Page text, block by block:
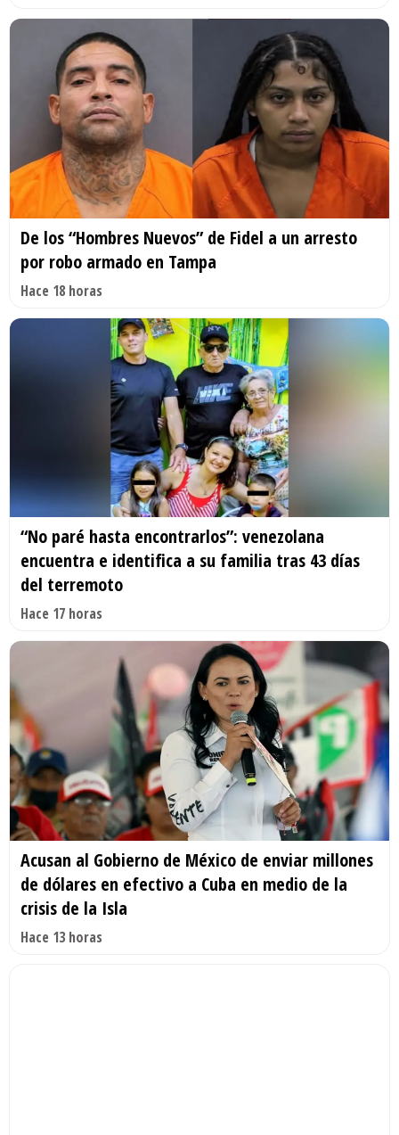
De los “Hombres Nuevos” de Fidel a un arresto
por robo armado en Tampa
Hace 18 horas
“No paré hasta encontrarlos”: venezolana
encuentra e identifica a su familia tras 43 días
del terremoto
Hace 17 horas
Acusan al Gobierno de México de enviar millones
de dólares en efectivo a Cuba en medio de la
crisis de la Isla
Hace 13 horas